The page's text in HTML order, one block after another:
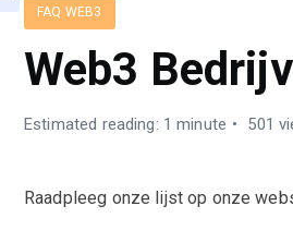
FAQ WEB3
Web3
Estimated reading: 1 minute 501
Raadpleeg onze lijst op onze